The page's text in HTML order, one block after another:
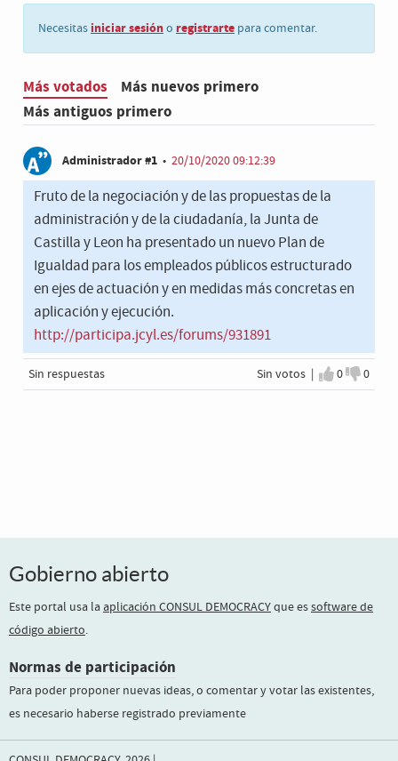
Necesitas iniciar sesióno registrarte para comentar.
Más votados
Más nuevos primero
Más antiguos primero
Administrador #1 • 20/10/2020 09:12:39
Fruto de la negociación y de las propuestas de la
administración y de la ciudadanía, la Junta de
Castilla y Leon ha presentado un nuevo Plan de
Igualdad para los empleados públicos estructurado
en ejes de actuación y en medidas más concretas en
aplicación y ejecución.
http://participa.jcyl.es/forums/931891
Sin votos |
Estoy de
0
No
0
Sin respuestas
Gobierno abierto
Este portal usa la aplicación CONSUL DEMOCRACYque essoftware de
código abierto.
Normas de participación
Para poder proponer nuevas ideas, o comentar y votar las existentes,
es necesario haberse registrado previamente